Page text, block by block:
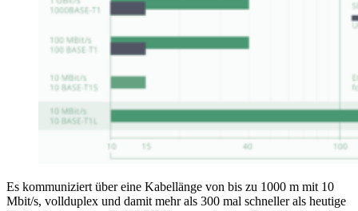
Es kommuniziert über eine Kabellänge von bis zu 1000 m mit 10
Mbit/s, vollduplex und damit mehr als 300 mal schneller als heutige